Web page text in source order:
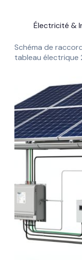
Électricité &
Schéma de
tableau électrique